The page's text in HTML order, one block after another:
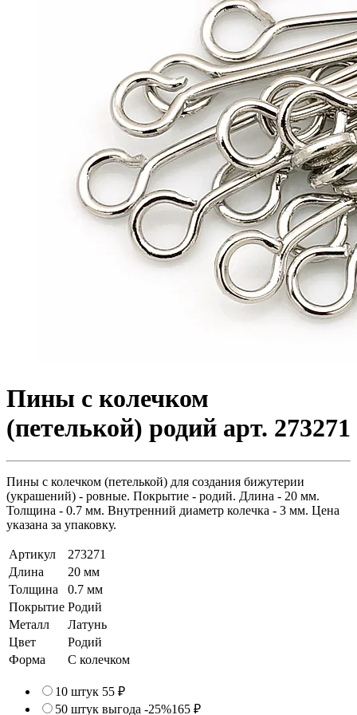
Пины с колечком
(петелькой) родий арт. 273271
Пины с колечком (петелькой) для создания бижутерии
(украшений) - ровные. Покрытие - родий. Длина - 20 мм.
Толщина - 0.7 мм. Внутренний диаметр колечка - 3 мм. Цена
указана за упаковку.
Артикул
273271
Длина
20 мм
Толщина
0.7 мм
Покрытие Родий
Металл
Латунь
Цвет
Родий
Форма
С колечком
10 штук 55 ₽
50 штук выгода -25%165 ₽